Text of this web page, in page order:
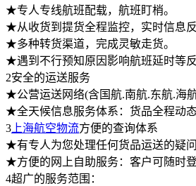
★专人专线航班配载，航班盯梢。
★从收货到提货全程监控，实时信息反
★多种转货渠道，完成灵敏走货。
★遇到不行预知原因影响航班延时等
2安全的运送服务
★公营运送网络(含国航.南航.东航.海
★全天候信息服务体系：货品全程动
3 上海航空物流方便的查询体系
★有专人为您处理任何货品运送的疑问
★方便的网上自助服务：客户可随时
4超广的服务范围：